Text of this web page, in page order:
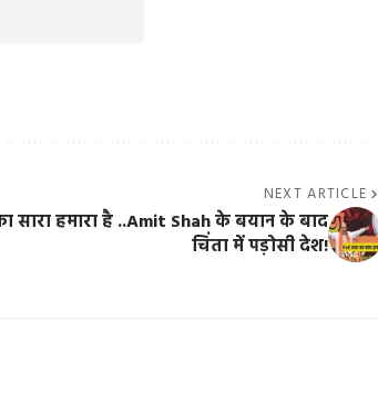
NEXT ARTICLE
सारा हमारा है ..Amit Shah के बयान के बाद
चिंता में पड़ोसी देश!